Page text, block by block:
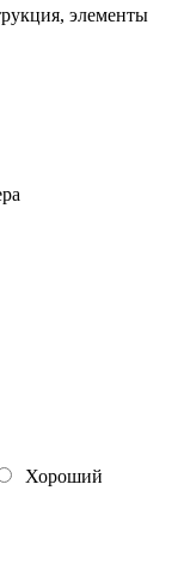
элементы
Хороший